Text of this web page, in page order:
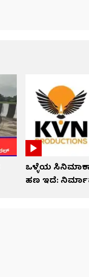
ಒಳ್ಳೆಯ
ಹಣ ಇದೆ: